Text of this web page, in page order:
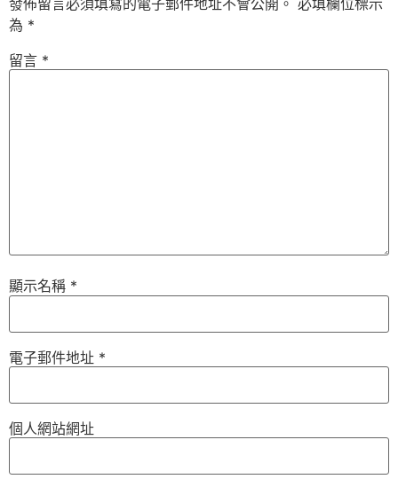
為 *
留言 *
顯示名稱 *
電子郵件地址 *
個人網站網址